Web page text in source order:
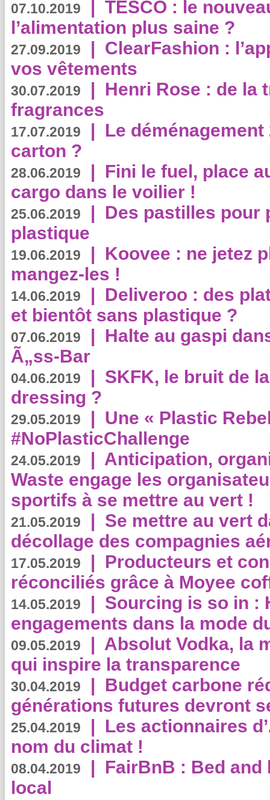
07.10.2019 | TESCO : le
l’alimentation plus saine ?
27.09.2019 | ClearFashion :
vos vêtements
30.07.2019 | Henri Rose : de la
fragrances
17.07.2019 | Le
carton ?
28.06.2019 | Fini le fuel, place
cargo dans le voilier !
25.06.2019 | Des pastilles pour
plastique
19.06.2019 | Koovee : ne jetez
mangez-les !
14.06.2019 | Deliveroo : des
et bientôt sans plastique ?
07.06.2019 | Halte au gaspi
Ã„ss-Bar
04.06.2019 | SKFK, le bruit de
dressing ?
29.05.2019 | Une « Plastic
#NoPlasticChallenge
24.05.2019 | Anticipation,
Waste engage les
sportifs à se mettre au vert !
21.05.2019 | Se mettre au vert
décollage des compagnies
17.05.2019 | Producteurs et
réconciliés grâce à Moyee
14.05.2019 | Sourcing is so in :
engagements dans la mode
09.05.2019 | Absolut Vodka, la
qui inspire la transparence
30.04.2019 | Budget carbone
générations futures devront
25.04.2019 | Les actionnaires
nom du climat !
08.04.2019 | FairBnB : Bed
local